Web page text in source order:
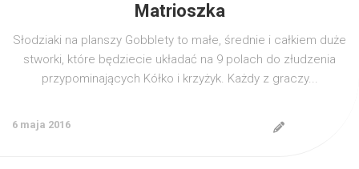
Matrioszka
Słodziaki na planszy Gobblety to małe, średnie i całkiem duże
stworki, które będziecie układać na 9 polach do złudzenia
przypominających Kółko i krzyżyk. Każdy z graczy...
6 maja 2016